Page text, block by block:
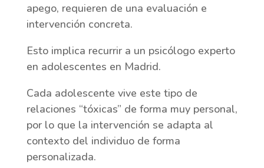
apego, requieren de una evaluación e
intervención concreta.
Esto implica recurrir a un psicólogo experto
en adolescentes en Madrid.
Cada adolescente vive este tipo de
relaciones “tóxicas” de forma muy personal,
por lo que la intervención se adapta al
contexto del individuo de forma
personalizada.